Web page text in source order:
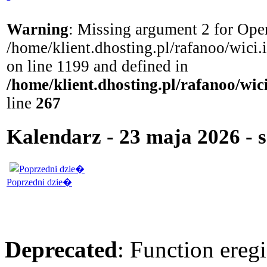
Warning: Missing argument 2 for
/home/klient.dhosting.pl/rafanoo/
on line 1199 and defined in
/home/klient.dhosting.pl/rafanoo/
line 267
Kalendarz - 23 maja 2026 -
Poprzedni dzie�
Deprecated: Function